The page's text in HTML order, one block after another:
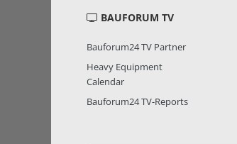
BAUFORUM TV
Bauforum24 TV Partner
Heavy Equipment
Calendar
Bauforum24 TV-Reports